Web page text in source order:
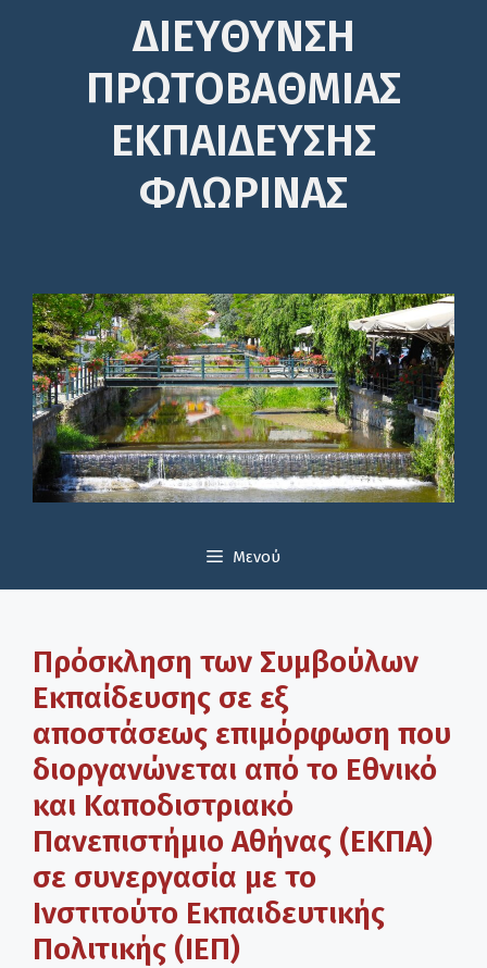
ΔΙΕΎΘΥΝΣΗ
ΠΡΩΤΟΒΆΘΜΙΑΣ
ΕΚΠΑΊΔΕΥΣΗΣ
ΦΛΩΡΙΝΑΣ
Μενού
Πρόσκληση των Συμβούλων
Εκπαίδευσης σε εξ
αποστάσεως επιμόρφωση που
διοργανώνεται από το Εθνικό
και Καποδιστριακό
Πανεπιστήμιο Αθήνας (ΕΚΠΑ)
σε συνεργασία με το
Ινστιτούτο Εκπαιδευτικής
Πολιτικής (ΙΕΠ)